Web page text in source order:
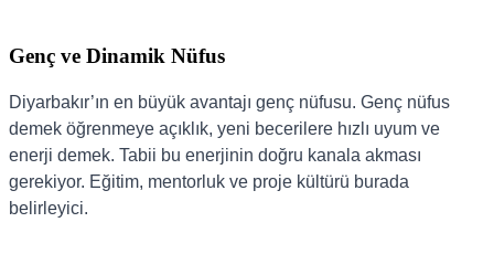
Genç ve Dinamik Nüfus
Diyarbakır’ın en büyük avantajı genç nüfusu. Genç nüfus
demek öğrenmeye açıklık, yeni becerilere hızlı uyum ve
enerji demek. Tabii bu enerjinin doğru kanala akması
gerekiyor. Eğitim, mentorluk ve proje kültürü burada
belirleyici.